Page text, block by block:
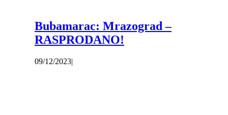
Bubamarac: Mrazograd –
RASPRODANO!
09/12/2023|